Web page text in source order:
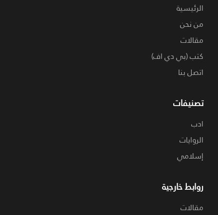
الرئيسية
من نحن
مقالات
كتب (بي دي اف)
اتصل بنا
تصنيفات
ادب
الروايات
إسلامي
روابط خارجية
مقالات